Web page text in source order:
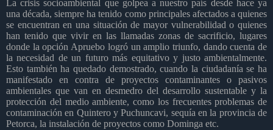
La crisis socioambiental que golpea a nuestro país desde hace ya
una década, siempre ha tenido como principales afectados a quienes
se encuentran en una situación de mayor vulnerabilidad o quienes
han tenido que vivir en las llamadas zonas de sacrificio, lugares
donde la opción Apruebo logró un amplio triunfo, dando cuenta de
la necesidad de un futuro más equitativo y justo ambientalmente.
Esto también ha quedado demostrado, cuando la ciudadanía se ha
manifestado en contra de proyectos contaminantes o pasivos
ambientales que van en desmedro del desarrollo sustentable y la
protección del medio ambiente, como los frecuentes problemas de
contaminación en Quintero y Puchuncavi, sequía en la provincia de
Petorca, la instalación de proyectos como Dominga etc.